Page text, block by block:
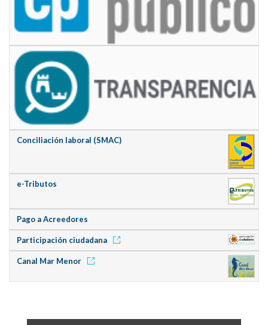
Conciliación laboral (SMAC)
e-Tributos
Pago a Acreedores
Participación ciudadana
Canal Mar Menor